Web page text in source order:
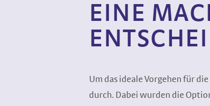
EINE
Um das ideale Vorgehen für
durch. Dabei wurden die